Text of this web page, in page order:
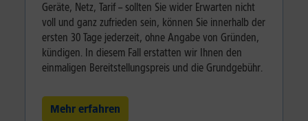
Geräte, Netz, Tarif – sollten Sie wider Erwarten nicht
voll und ganz zufrieden sein, können Sie innerhalb der
ersten 30 Tage jederzeit, ohne Angabe von Gründen,
kündigen. In diesem Fall erstatten wir Ihnen den
einmaligen Bereitstellungspreis und die Grundgebühr.
Mehr erfahren